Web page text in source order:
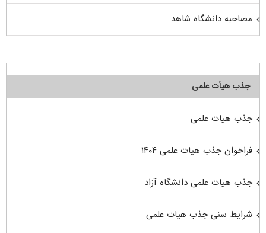
مصاحبه دانشگاه شاهد
جذب هیأت علمی
جذب هیات علمی
فراخوان جذب هیات علمی ۱۴۰۴
جذب هیات علمی دانشگاه آزاد
شرایط سنی جذب هیات علمی